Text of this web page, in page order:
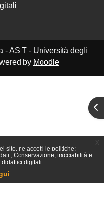
sito, ne accetti le politiche:
Conservazione, tracciabilità e
didattici digitali
- ASIT - Università degli
by Moodle